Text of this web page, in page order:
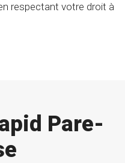
respectant votre droit à
Pare-